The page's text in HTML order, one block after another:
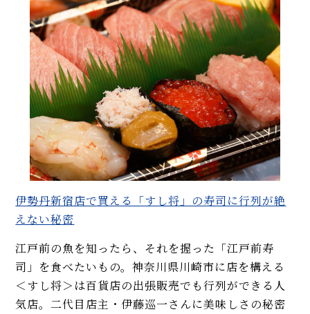
伊勢丹新宿店で買える「すし将」の寿司に行列が絶
えない秘密
江戸前の魚を知ったら、それを握った「江戸前寿
司」を食べたいもの。神奈川県川崎市に店を構える
＜すし将＞は百貨店の出張販売でも行列ができる人
気店。二代目店主・伊藤巡一さんに美味しさの秘密